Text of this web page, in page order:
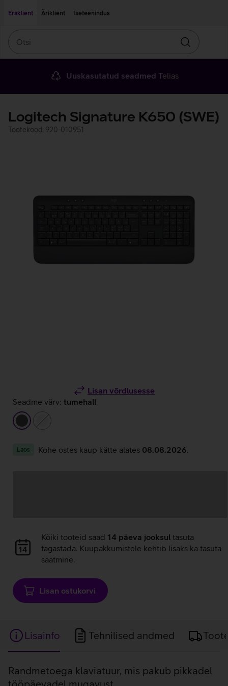
Eraklient
Äriklient Iseteenindus
Otsin
Uuskasutatud seadmed Telias
Logitech Signature K650 (SWE)
Tootekood: 920-010951
Lisan võrdlusesse
Seadme värv: tumehall
tumehallvalge
Laos Kohe ostes kaup kätte alates 08.08.2026
laadimine
Andmete
laadimine
Kõiki tooteid saad 14 päeva jooksul tasuta
tagastada. Kuupakkumistele kehtib lisaks ka tasuta
saatmine.
Lisan ostukorvi
Lisainfo Tehnilised andmed
Lisainfo
Randmetoega klaviatuur, mis pakub pikkadel